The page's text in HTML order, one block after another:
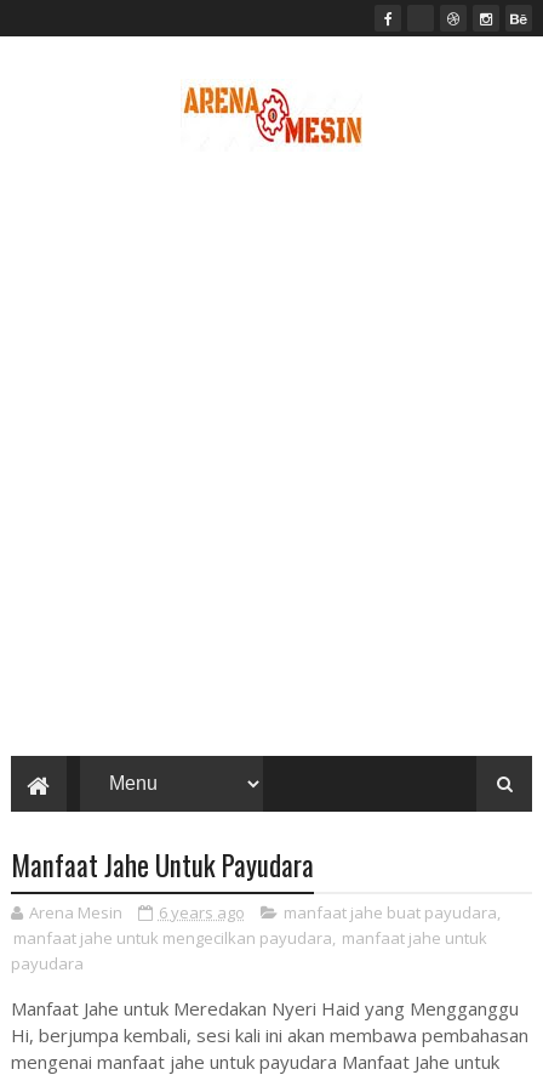
Manfaat Jahe Untuk Payudara
Arena Mesin 6 years ago manfaat jahe buat payudara,
manfaat jahe untuk mengecilkan payudara, manfaat jahe untuk
payudara
Manfaat Jahe untuk Meredakan Nyeri Haid yang Mengganggu
Hi, berjumpa kembali, sesi kali ini akan membawa pembahasan
mengenai manfaat jahe untuk payudara Manfaat Jahe untuk